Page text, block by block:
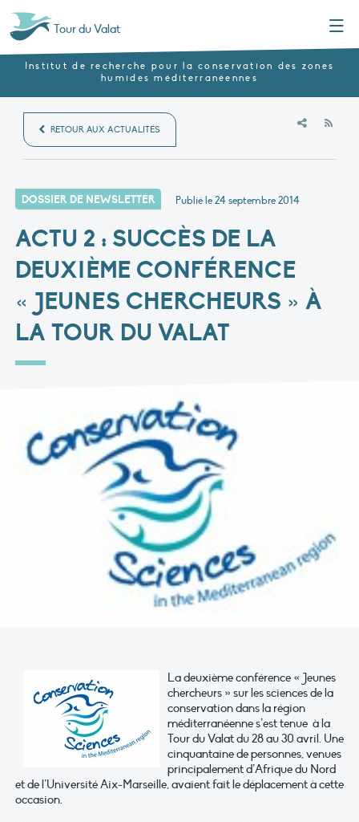
Tour du Valat
Institut de recherche pour la conservation des zones
humides méditerranéennes
RETOUR AUX ACTUALITÉS
DOSSIER DE NEWSLETTER Publié le24 septembre 2014
ACTU 2 : SUCCÈS DE LA
DEUXIÈME CONFÉRENCE
« JEUNES CHERCHEURS » À
LA TOUR DU VALAT
La deuxième conférence « Jeunes
chercheurs » sur les sciences de la
conservation dans la région
méditerranéenne s’est tenue à la
Tour du Valat du 28 au 30 avril. Une
cinquantaine de personnes, venues
principalement d’Afrique du Nord
et de l’Université Aix-Marseille, avaient fait le déplacement à cette
occasion.